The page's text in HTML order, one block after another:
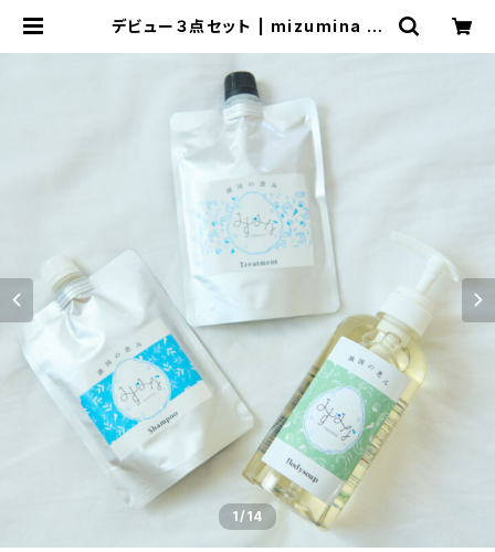
デビュー３点セット | mizumina み
1/14